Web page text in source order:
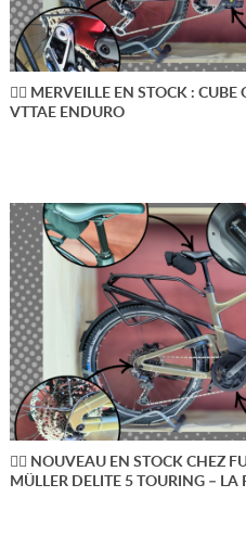
🚵‍♂️ MERVEILLE EN STOCK :
VTTAE ENDURO
🚴‍♂️ NOUVEAU EN STOCK CHEZ
MÜLLER DELITE 5 TOURING –